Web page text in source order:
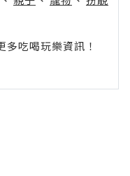
吃喝玩樂資訊！